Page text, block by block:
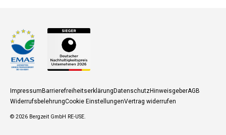
Zahlungsmethoden
ImpressumBarrierefreiheitserklärungDatenschutzHinweisgeberAGB
WiderrufsbelehrungCookie EinstellungenVertrag widerrufen
© 2026 Bergzeit GmbH RE-USE.